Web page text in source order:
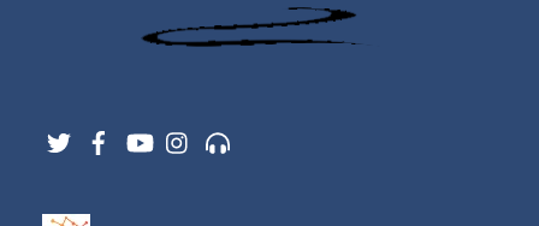
TwitterFacebookYouTubeInstagram